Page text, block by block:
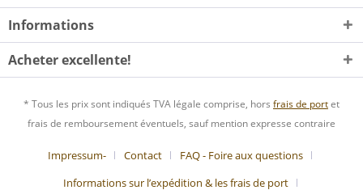
Informations
Acheter excellente!
* Tous les prix sont indiqués TVA légale comprise, hors frais de portet
frais de remboursement éventuels, sauf mention expresse contraire
Impressum- Contact
FAQ - Foire aux questions
Informations sur l’expédition & les frais de port